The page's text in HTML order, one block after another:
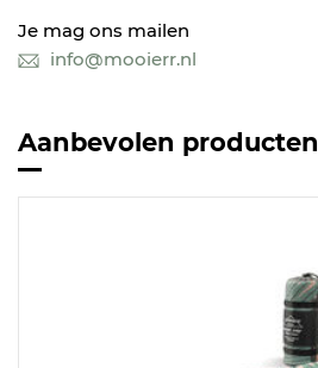
Je mag ons mailen
info@mooierr.nl
Aanbevolen producten